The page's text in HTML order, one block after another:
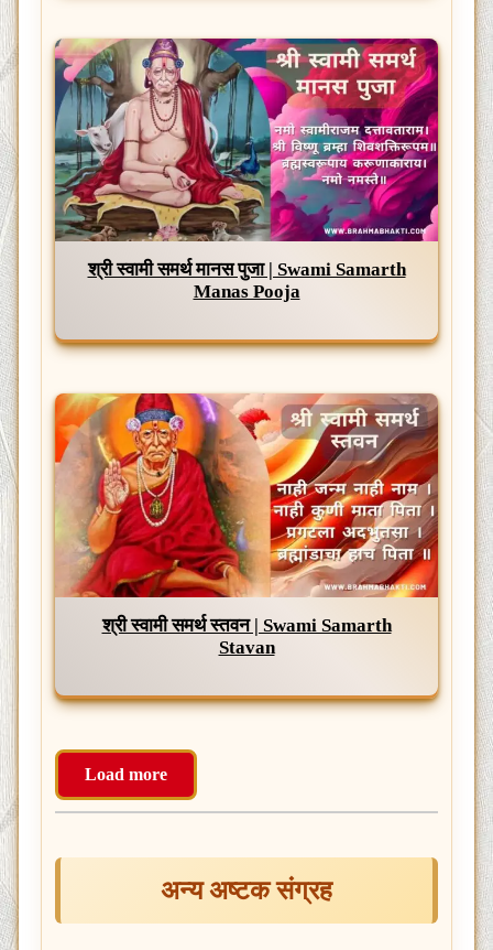
श्री स्वामी समर्थ मानस पुजा | Swami Samarth
Manas Pooja
श्री स्वामी समर्थ स्तवन | Swami Samarth
Stavan
Load more
अन्य अष्टक संग्रह